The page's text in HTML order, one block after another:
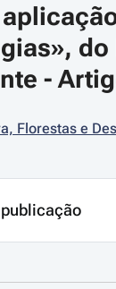
-
Florestas e